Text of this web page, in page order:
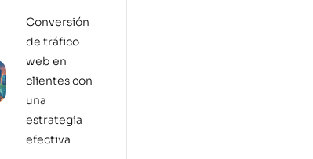
Conversión
de tráfico
web en
clientes con
una
estrategia
efectiva